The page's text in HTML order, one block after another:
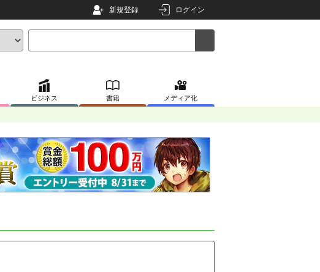
新規登録 ログイン
ビジネス 書籍 メディア化